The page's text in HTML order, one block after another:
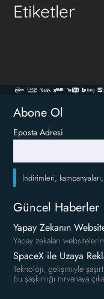
Etiketler
Abone Ol
Eposta Adresi
İndirimleri,
Güncel Haberler
Yapay Zekanın
Yapay zekaları
SpaceX ile Uzaya
Teknoloji, gelişimiyle
bu şaşkınlığı nirvanaya